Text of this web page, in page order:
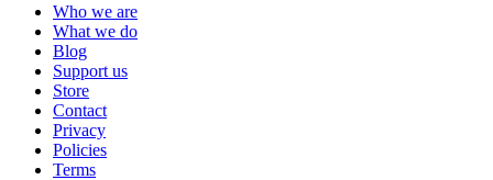
Who we are
What we do
Blog
Support us
Store
Contact
Privacy
Policies
Terms